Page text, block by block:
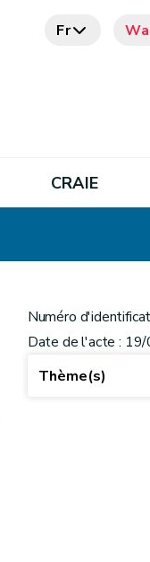
Fr
CRAIE
Numéro
Date de l'acte :
Thème(s)